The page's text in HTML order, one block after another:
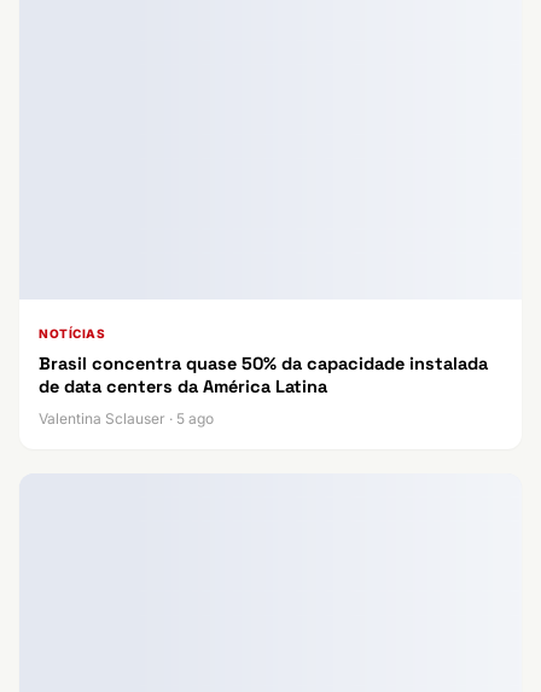
NOTÍCIAS
Brasil concentra quase 50% da capacidade instalada
de data centers da América Latina
Valentina Sclauser · 5 ago